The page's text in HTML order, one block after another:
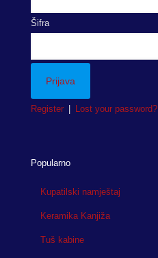
Šifra
Register Lost your password?
Popularno
Kupatilski namještaj
Keramika Kanjiža
Tuš kabine